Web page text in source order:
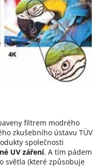
filtrem modrého
zkušebního ústavu TÜV
společnosti
UV záření. A tím pádem
světla (které způsobuje